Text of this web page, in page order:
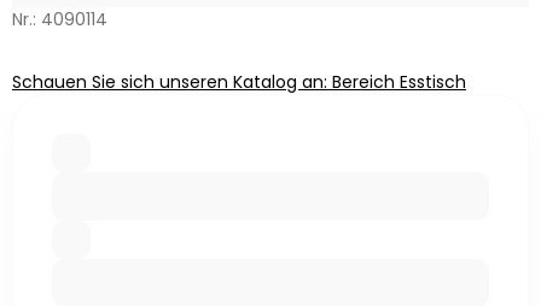
Nr.: 4090114
Schauen Sie sich unseren Katalog an: Bereich Esstisch